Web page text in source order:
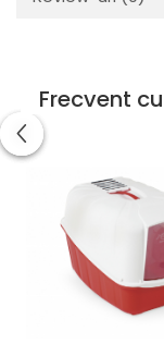
Frecvent